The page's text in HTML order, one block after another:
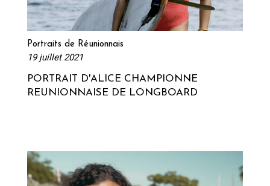
Portraits de Réunionnais
19 juillet 2021
PORTRAIT D'ALICE CHAMPIONNE
REUNIONNAISE DE LONGBOARD